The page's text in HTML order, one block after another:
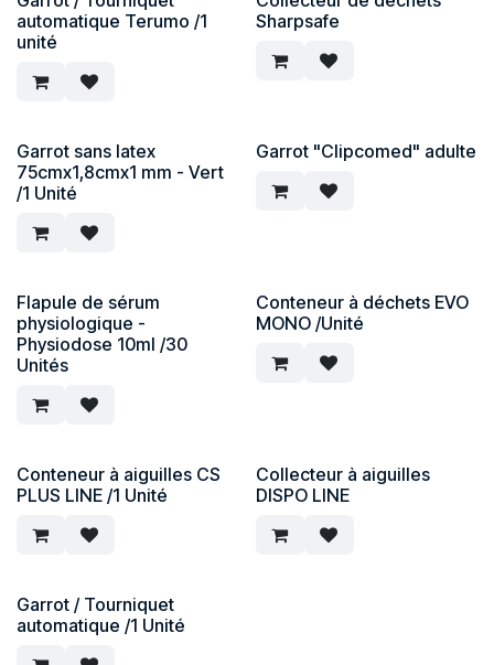
automatique Terumo /1
unité
Sharpsafe
Garrot sans latex
75cmx1,8cmx1 mm - Vert
/1 Unité
Garrot "Clipcomed" adulte
Flapule de sérum
physiologique -
Physiodose 10ml /30
Unités
Conteneur à déchets EVO
MONO /Unité
Conteneur à aiguilles CS
PLUS LINE /1 Unité
Collecteur à aiguilles
DISPO LINE
Garrot / Tourniquet
automatique /1 Unité